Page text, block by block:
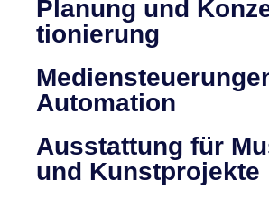
Planung und
tionierung
Automation
Ausstattung für
und Kunst­projekte